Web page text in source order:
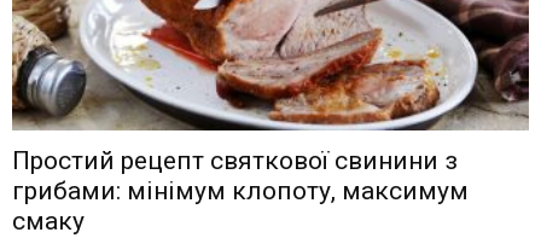
Простий рецепт святкової свинини з
грибами: мінімум клопоту, максимум
смаку